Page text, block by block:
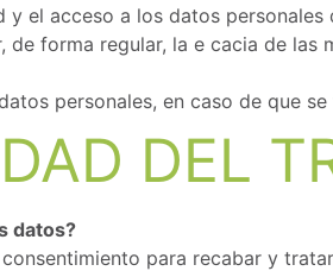
y el acceso a los datos
de forma regular, la e cacia de
personales, en caso de que
DEL
datos?
para recabar y